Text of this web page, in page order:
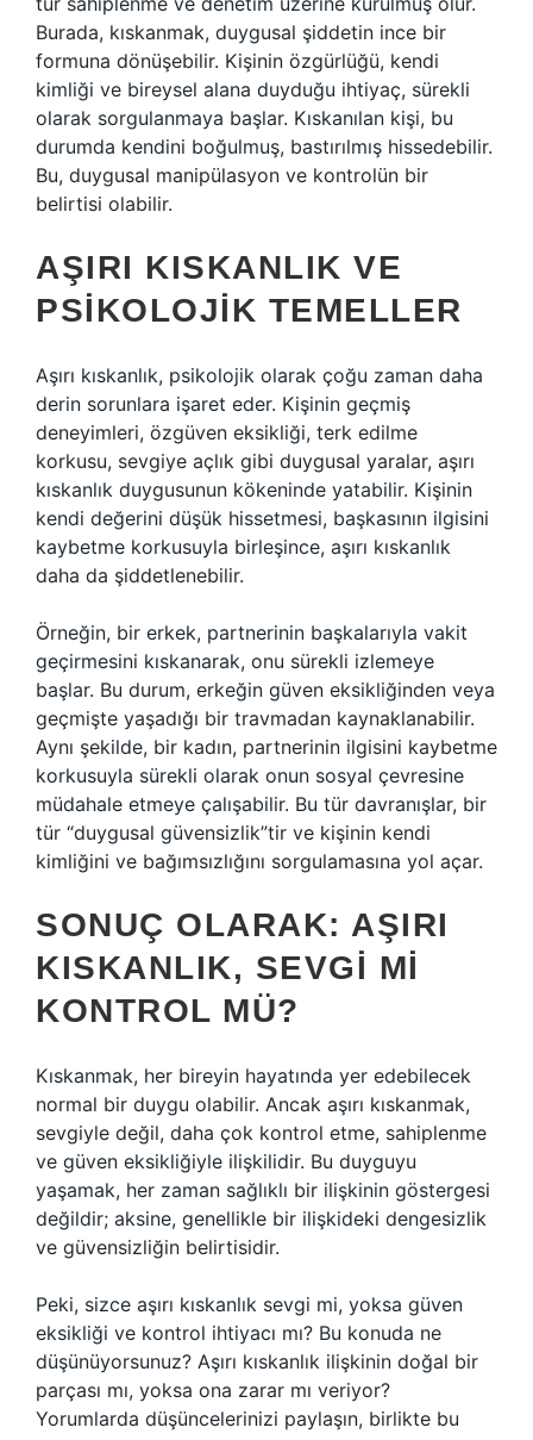
Burada, kıskanmak, duygusal şiddetin ince bir
formuna dönüşebilir. Kişinin özgürlüğü, kendi
kimliği ve bireysel alana duyduğu ihtiyaç, sürekli
olarak sorgulanmaya başlar. Kıskanılan kişi, bu
durumda kendini boğulmuş, bastırılmış hissedebilir.
Bu, duygusal manipülasyon ve kontrolün bir
belirtisi olabilir.
AŞIRI KISKANLIK VE
PSIKOLOJIK TEMELLER
Aşırı kıskanlık, psikolojik olarak çoğu zaman daha
derin sorunlara işaret eder. Kişinin geçmiş
deneyimleri, özgüven eksikliği, terk edilme
korkusu, sevgiye açlık gibi duygusal yaralar, aşırı
kıskanlık duygusunun kökeninde yatabilir. Kişinin
kendi değerini düşük hissetmesi, başkasının ilgisini
kaybetme korkusuyla birleşince, aşırı kıskanlık
daha da şiddetlenebilir.
Örneğin, bir erkek, partnerinin başkalarıyla vakit
geçirmesini kıskanarak, onu sürekli izlemeye
başlar. Bu durum, erkeğin güven eksikliğinden veya
geçmişte yaşadığı bir travmadan kaynaklanabilir.
Aynı şekilde, bir kadın, partnerinin ilgisini kaybetme
korkusuyla sürekli olarak onun sosyal çevresine
müdahale etmeye çalışabilir. Bu tür davranışlar, bir
tür “duygusal güvensizlik”tir ve kişinin kendi
kimliğini ve bağımsızlığını sorgulamasına yol açar.
SONUÇ OLARAK: AŞIRI
KISKANLIK, SEVGI MI
KONTROL MÜ?
Kıskanmak, her bireyin hayatında yer edebilecek
normal bir duygu olabilir. Ancak aşırı kıskanmak,
sevgiyle değil, daha çok kontrol etme, sahiplenme
ve güven eksikliğiyle ilişkilidir. Bu duyguyu
yaşamak, her zaman sağlıklı bir ilişkinin göstergesi
değildir; aksine, genellikle bir ilişkideki dengesizlik
ve güvensizliğin belirtisidir.
Peki, sizce aşırı kıskanlık sevgi mi, yoksa güven
eksikliği ve kontrol ihtiyacı mı? Bu konuda ne
düşünüyorsunuz? Aşırı kıskanlık ilişkinin doğal bir
parçası mı, yoksa ona zarar mı veriyor?
Yorumlarda düşüncelerinizi paylaşın, birlikte bu